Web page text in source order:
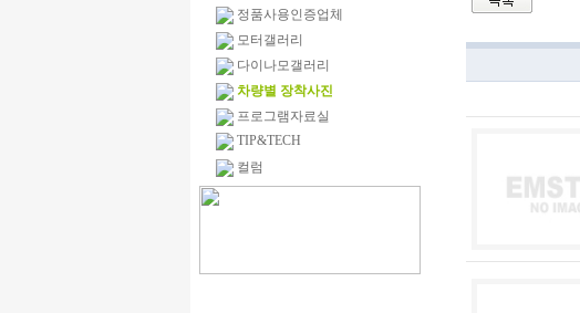
정품사용인증업체
모터갤러리
다이나모갤러리
차량별 장착사진
프로그램자료실
TIP&TECH
컬럼